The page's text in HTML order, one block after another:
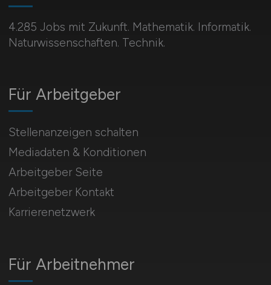
4.285 Jobs mit Zukunft. Mathematik. Informatik.
Naturwissenschaften. Technik.
Für Arbeitnehmer
Für Arbeitgeber
Stellenanzeigen schalten
Mediadaten & Konditionen
Arbeitgeber Seite
Arbeitgeber Kontakt
Karrierenetzwerk